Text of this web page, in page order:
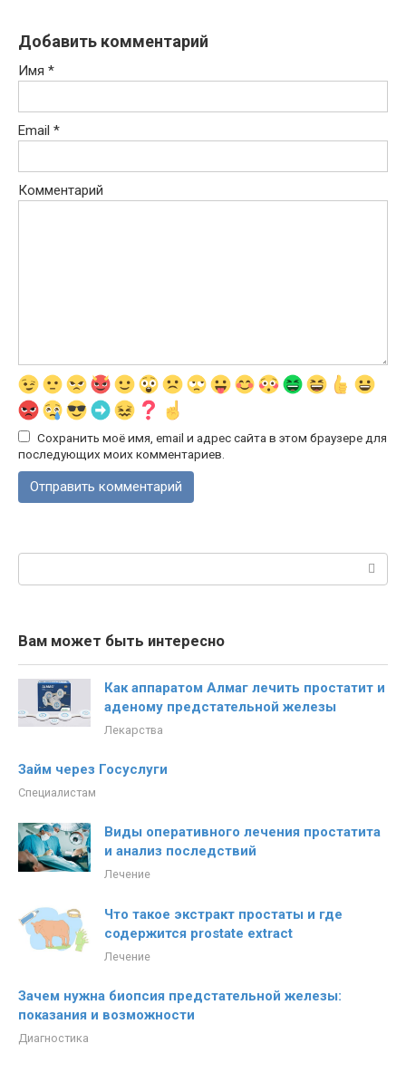
Добавить комментарий
Имя *
Email *
Комментарий
Сохранить моё имя, email и адрес сайта в этом браузере для
последующих моих комментариев.
Поиск:
Вам может быть интересно
Как аппаратом Алмаг лечить простатит и
аденому предстательной железы
Лекарства
Займ через Госуслуги
Специалистам
Виды оперативного лечения простатита
и анализ последствий
Лечение
Что такое экстракт простаты и где
содержится prostate extract
Лечение
Зачем нужна биопсия предстательной железы:
показания и возможности
Диагностика